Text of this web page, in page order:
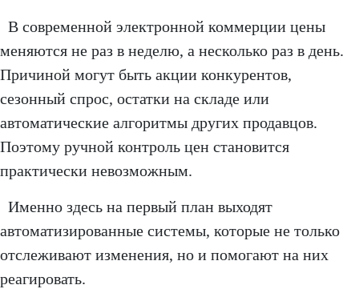
В современной электронной коммерции цены
меняются не раз в неделю, а несколько раз в день.
Причиной могут быть акции конкурентов,
сезонный спрос, остатки на складе или
автоматические алгоритмы других продавцов.
Поэтому ручной контроль цен становится
практически невозможным.
Именно здесь на первый план выходят
автоматизированные системы, которые не только
отслеживают изменения, но и помогают на них
реагировать.